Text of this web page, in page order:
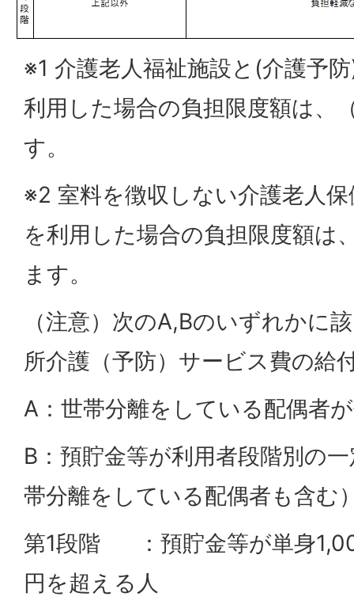
※1 介護老人福祉施設と(介護予
利用した場合の負担限度額は、
す。
※2 室料を徴収しない介護老人
を利用した場合の負担限度額は
ます。
（注意）次のA,Bのいずれかに
所介護（予防）サービス費の給
A：世帯分離をしている配偶者
B：預貯金等が利用者段階別の
帯分離をしている配偶者も含む
第1段階 ：預貯金等が単身
円を超える人